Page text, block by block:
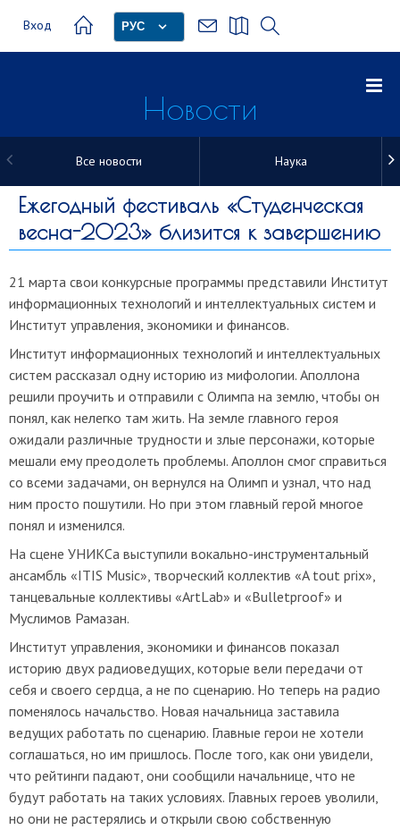
Вход РУС
Новости
Все новости Наука
Ежегодный фестиваль «Студенческая
весна-2023» близится к завершению
21 марта свои конкурсные программы представили Институт
информационных технологий и интеллектуальных систем и
Институт управления, экономики и финансов.
Институт информационных технологий и интеллектуальных
систем рассказал одну историю из мифологии. Аполлона
решили проучить и отправили с Олимпа на землю, чтобы он
понял, как нелегко там жить. На земле главного героя
ожидали различные трудности и злые персонажи, которые
мешали ему преодолеть проблемы. Аполлон смог справиться
со всеми задачами, он вернулся на Олимп и узнал, что над
ним просто пошутили. Но при этом главный герой многое
понял и изменился.
На сцене УНИКСа выступили вокально-инструментальный
ансамбль «ITIS Music», творческий коллектив «A tout prix»,
танцевальные коллективы «ArtLab» и «Bulletproof» и
Муслимов Рамазан.
Институт управления, экономики и финансов показал
историю двух радиоведущих, которые вели передачи от
себя и своего сердца, а не по сценарию. Но теперь на радио
поменялось начальство. Новая начальница заставила
ведущих работать по сценарию. Главные герои не хотели
соглашаться, но им пришлось. После того, как они увидели,
что рейтинги падают, они сообщили начальнице, что не
будут работать на таких условиях. Главных героев уволили,
но они не растерялись и открыли свою собственную